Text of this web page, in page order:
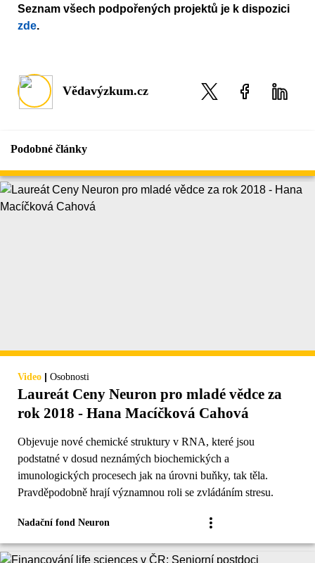
Seznam všech podpořených projektů je k dispozici
zde.
Vědavýzkum.cz
Podobné články
Video | Osobnosti
Laureát Ceny Neuron pro mladé vědce za
rok 2018 - Hana Macíčková Cahová
Objevuje nové chemické struktury v RNA, které jsou
podstatné v dosud neznámých biochemických a
imunologických procesech jak na úrovni buňky, tak těla.
Pravděpodobně hrají významnou roli se zvládáním stresu.
Nadační fond Neuron